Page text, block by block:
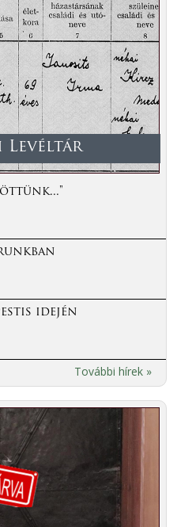
Levéltár
idején
További hírek »